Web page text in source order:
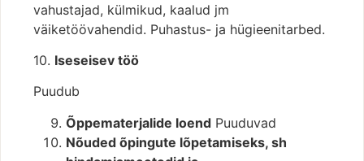
vahustajad, külmikud, kaalud jm
väiketöövahendid. Puhastus- ja hügieenitarbed.
10. Iseseisev töö
Puudub
Õppematerjalide loend Puuduvad
Nõuded õpingute lõpetamiseks, sh